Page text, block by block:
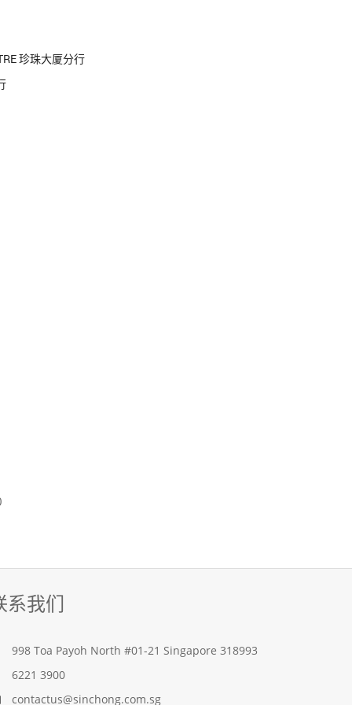
珍珠大厦分行
系我们
998 Toa Payoh North #01-21 Singapore 318993
6221 3900
contactus@sinchong.com.sg